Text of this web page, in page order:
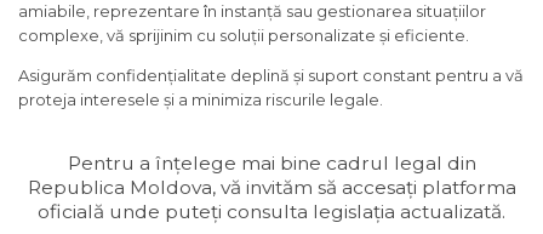
amiabile, reprezentare în instanță sau gestionarea situațiilor
complexe, vă sprijinim cu soluții personalizate și eficiente.
Asigurăm confidențialitate deplină și suport constant pentru a vă
proteja interesele și a minimiza riscurile legale.
Pentru a înțelege mai bine cadrul legal din
Republica Moldova, vă invităm să accesați platforma
oficială unde puteți consulta legislația actualizată.